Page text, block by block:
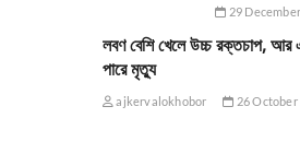
29
লবণ বেশি খেলে উচ্চ রক্তচাপ, আর
পারে মৃত্যু
ajkervalokhobor 26 October